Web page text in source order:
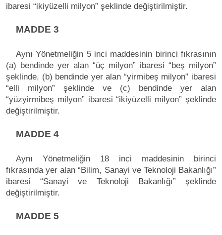
ibaresi “ikiyüzelli milyon” şeklinde değiştirilmiştir.
MADDE 3
Aynı Yönetmeliğin 5 inci maddesinin birinci fıkrasının
(a) bendinde yer alan “üç milyon” ibaresi “beş milyon”
şeklinde, (b) bendinde yer alan “yirmibeş milyon” ibaresi
“elli milyon” şeklinde ve (c) bendinde yer alan
“yüzyirmibeş milyon” ibaresi “ikiyüzelli milyon” şeklinde
değiştirilmiştir.
MADDE 4
Aynı Yönetmeliğin 18 inci maddesinin birinci
fıkrasında yer alan “Bilim, Sanayi ve Teknoloji Bakanlığı”
ibaresi “Sanayi ve Teknoloji Bakanlığı” şeklinde
değiştirilmiştir.
MADDE 5